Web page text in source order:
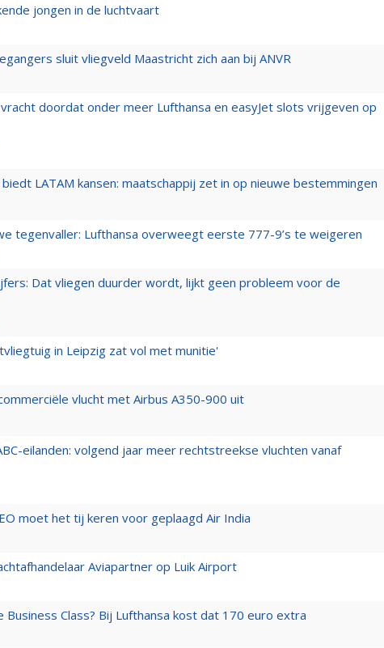
jongen in de luchtvaart
sluit vliegveld Maastricht zich aan bij ANVR
doordat onder meer Lufthansa en easyJet slots vrijgeven op
LATAM kansen: maatschappij zet in op nieuwe bestemmingen
tegenvaller: Lufthansa overweegt eerste 777-9’s te weigeren
Dat vliegen duurder wordt, lijkt geen probleem voor de
in Leipzig zat vol met munitie'
vlucht met Airbus A350-900 uit
eilanden: volgend jaar meer rechtstreekse vluchten vanaf
moet het tij keren voor geplaagd Air India
Aviapartner op Luik Airport
Business Class? Bij Lufthansa kost dat 170 euro extra